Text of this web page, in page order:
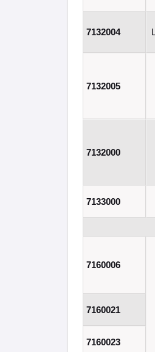
7132004
7132005
7132000
7133000
7160006
7160021
7160023